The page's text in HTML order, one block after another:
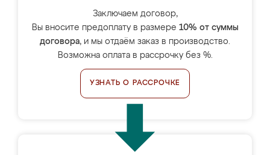
Заключаем договор,
Вы вносите предоплату в размере 10% от суммы
договора, и мы отдаём заказ в производство.
Возможна оплата в рассрочку без %.
УЗНАТЬ О РАССРОЧКЕ